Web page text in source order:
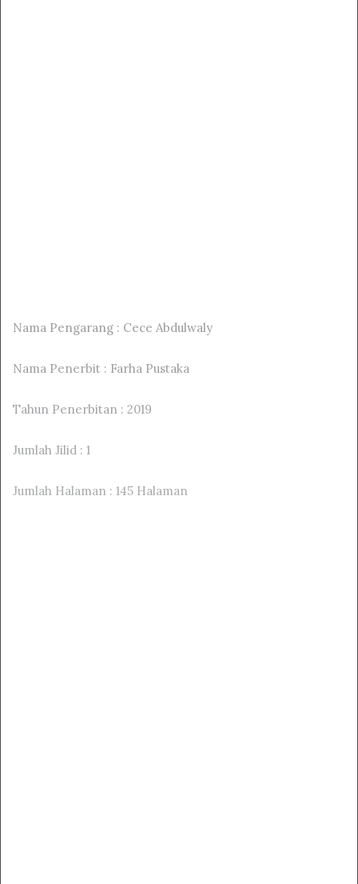
Nama Pengarang : Cece Abdulwaly
Nama Penerbit : Farha Pustaka
Tahun Penerbitan : 2019
Jumlah Jilid : 1
Jumlah Halaman : 145 Halaman